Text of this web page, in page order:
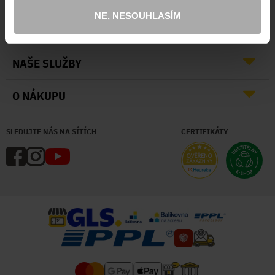
NE, NESOUHLASÍM
SLEDUJTE NÁS NA SÍTÍCH CERTIFIKÁTY
O NÁS
NAŠE SLUŽBY
O NÁKUPU